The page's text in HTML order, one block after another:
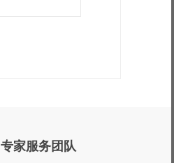
专家服务团队